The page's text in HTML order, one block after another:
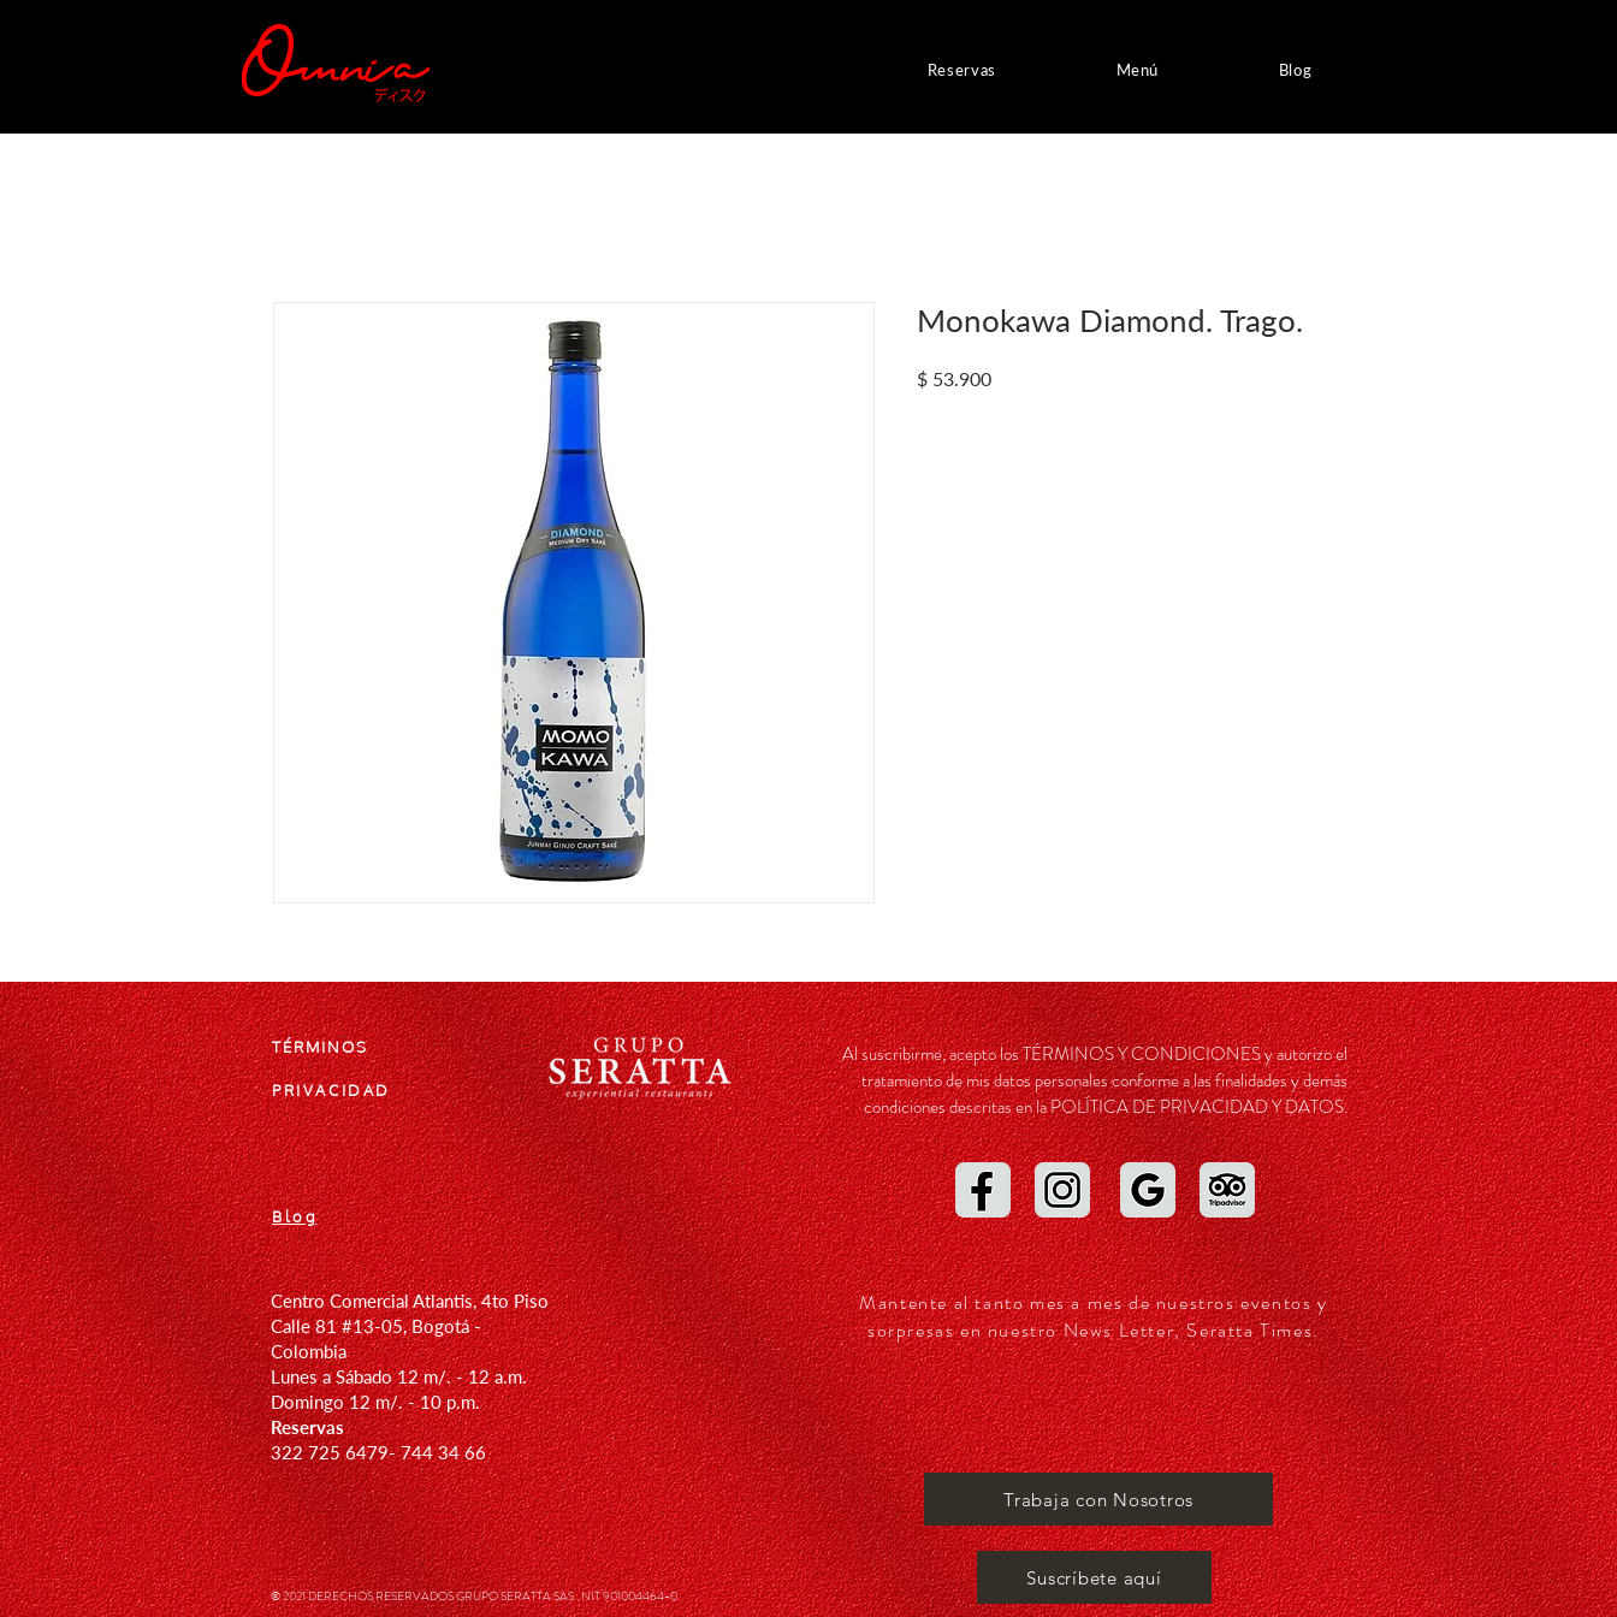
Reservas Menú Blog
Monokawa Diamond. Trago.
$ 53.900Precio
TÉRMINOS
PRIVACIDAD
Al suscribirme, acepto los TÉRMINOS Y CONDICIONES y autorizo el
tratamiento de mis datos personales conforme a las finalidades y demás
condiciones descritas en la POLÍTICA DE PRIVACIDAD Y DATOS.
Blog
Centro Comercial Atlantis, 4to Piso
Calle 81 #13-05, Bogotá -
Colombia
Lunes a Sábado 12 m/. - 12 a.m.
Domingo 12m/. - 10 p.m.
Reservas
322 725 6479- 744 34 66
Mantente al tanto mes a mes de nuestros eventos y
sorpresas en nuestro News Letter, Seratta Times.
Trabaja con Nosotros
© 2021 DERECHOS RESERVADOS GRUPO SERATTA SAS . NIT 901004464-0
Suscríbete aquí